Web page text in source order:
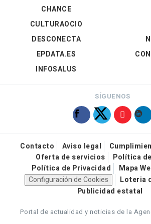
CHANCE
CULTURAOCIO
DESCONECTA
EPDATA.ES
INFOSALUS
SÍGUENOS
Contacto Aviso legal
Oferta de servicios
Política
Política de Privacidad
Mapa
Configuración de Cookies
Loteria
Publicidad estatal
Portal de actualidad y noticias de la